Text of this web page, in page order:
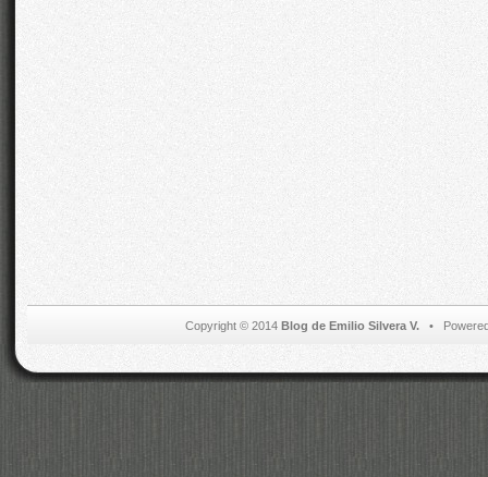
Copyright © 2014 Blog de Emilio Silvera V.•